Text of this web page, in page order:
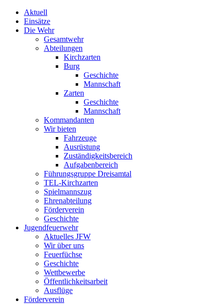
Aktuell
Einsätze
Die Wehr
Gesamtwehr
Abteilungen
Kirchzarten
Burg
Geschichte
Mannschaft
Zarten
Geschichte
Mannschaft
Kommandanten
Wir bieten
Fahrzeuge
Ausrüstung
Zuständigkeitsbereich
Aufgabenbereich
Führungsgruppe Dreisamtal
TEL-Kirchzarten
Spielmannszug
Ehrenabteilung
Förderverein
Geschichte
Jugendfeuerwehr
Aktuelles JFW
Wir über uns
Feuerfüchse
Geschichte
Wettbewerbe
Öffentlichkeitsarbeit
Ausflüge
Förderverein